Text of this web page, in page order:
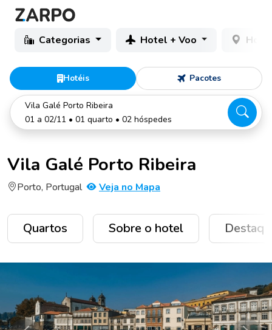
Categorias Hotel + Voo
Hotéis Pacotes
Vila Galé Porto Ribeira
01 a 02/11 • 01 quarto • 02 hóspedes
Vila Galé Porto Ribeira
Porto, Portugal Veja no Mapa
Quartos Sobre o hotel